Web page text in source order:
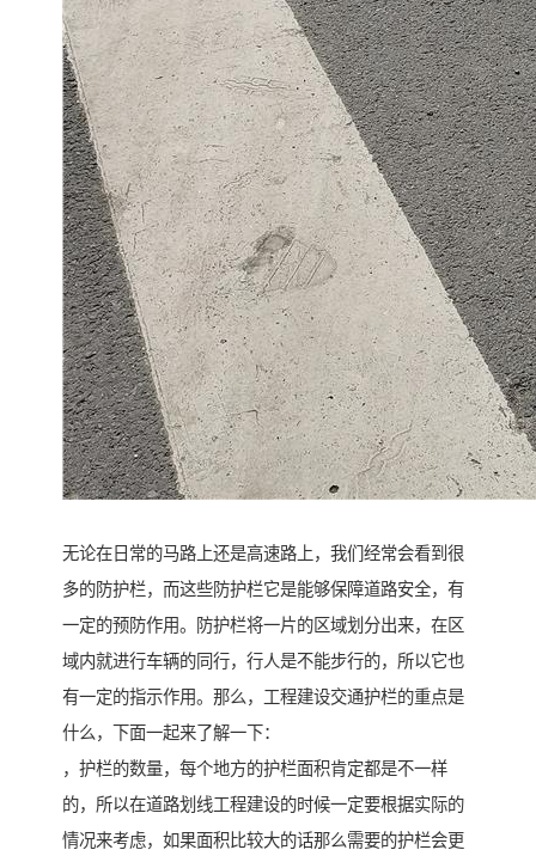
无论在日常的马路上还是高速路上，我们经常会看到很
多的防护栏，而这些防护栏它是能够保障道路安全，有
一定的预防作用。防护栏将一片的区域划分出来，在区
域内就进行车辆的同行，行人是不能步行的，所以它也
有一定的指示作用。那么，工程建设交通护栏的重点是
什么，下面一起来了解一下：
，护栏的数量，每个地方的护栏面积肯定都是不一样
的，所以在道路划线工程建设的时候一定要根据实际的
情况来考虑，如果面积比较大的话那么需要的护栏会更